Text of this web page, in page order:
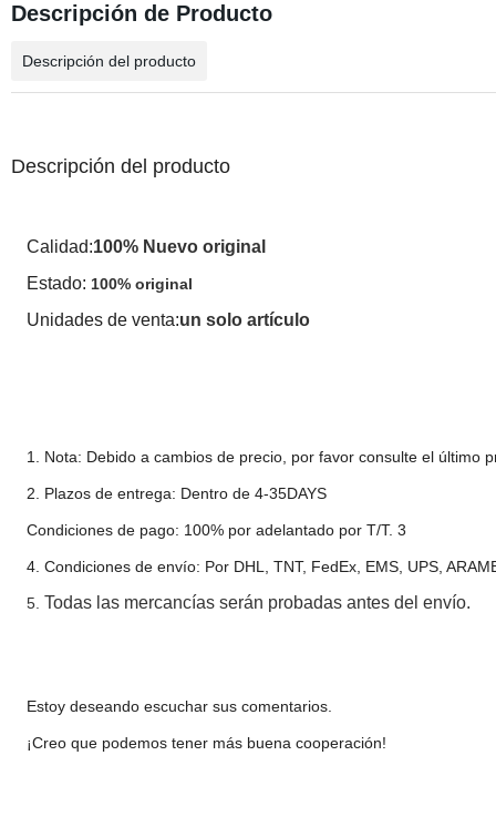
Descripción de Producto
Descripción del producto
Descripción del producto
Calidad:100% Nuevo original
Estado: 100% original
Unidades de venta:un solo artículo
1. Nota: Debido a cambios de precio, por favor consulte el último
2. Plazos de entrega: Dentro de 4-35DAYS
Condiciones de pago: 100% por adelantado por T/T. 3
4. Condiciones de envío: Por DHL, TNT, FedEx, EMS, UPS,
5. Todas las mercancías serán probadas antes del envío.
Estoy deseando escuchar sus comentarios.
¡Creo que podemos tener más buena cooperación!